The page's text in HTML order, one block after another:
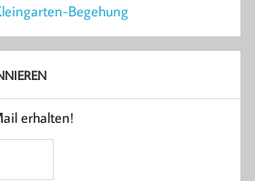
Begehung
erhalten!